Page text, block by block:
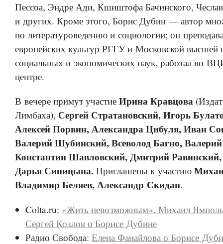
Пессоа, Эндре Ади, Кшиштофа Бачинского,
и других. Кроме этого, Борис Дубин — автор
по литературоведению и социологии; он
европейских культур РГГУ и Московской высшей
социальных и экономических наук, работал во
центре.
В вечере примут участие Ирина Кравцова
Лимбаха), Сергей Стратановский, Игорь
Алексей Порвин, Александра Цибуля, Иван
Валерий Шубинский, Всеволод Багно,
Константин Шавловский, Дмитрий
Дарья Синицына. Приглашены к участию
Владимир Беляев, Александр Скидан.
Colta.ru: «Жить невозможным». Михаил
Сергей Козлов о Борисе Дубине
Радио Свобода:Елена Фанайлова о Борисе